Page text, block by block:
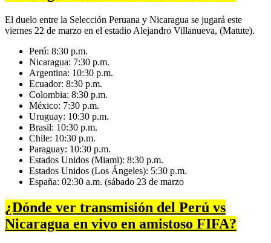
El duelo entre la Selección Peruana y Nicaragua se jugará este
viernes 22 de marzo en el estadio Alejandro Villanueva, (Matute).
Perú: 8:30 p.m.
Nicaragua: 7:30 p.m.
Argentina: 10:30 p.m.
Ecuador: 8:30 p.m.
Colombia: 8:30 p.m.
México: 7:30 p.m.
Uruguay: 10:30 p.m.
Brasil: 10:30 p.m.
Chile: 10:30 p.m.
Paraguay: 10:30 p.m.
Estados Unidos (Miami): 8:30 p.m.
Estados Unidos (Los Ángeles): 5:30 p.m.
España: 02:30 a.m. (sábado 23 de marzo
¿Dónde ver transmisión del Perú vs
Nicaragua en vivo en amistoso FIFA?